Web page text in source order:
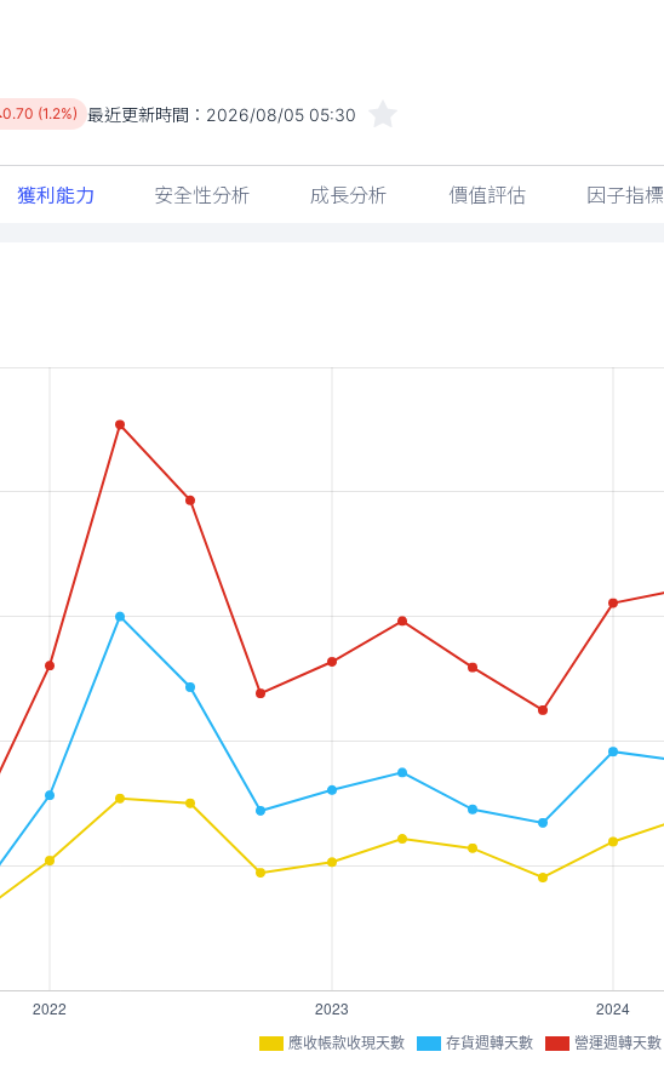
0.70 (1.2%) 最近更新時間： 2026/08/05 05:30
獲利能力 安全性分析 成長分析 價值評估 因子指標
應收帳款收現天數 存貨週轉天數 營運週轉天數